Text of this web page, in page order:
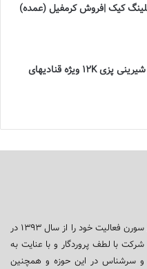
کیک |فروش کرمفیل (عمده)
شکلات تخته ای شیرینی پزی 12K ویژه قنادیهای
گروه شرکت های مشاوره، تامین و بازرگانی سورن فعالیت خود را از سال ۱۳۹۳ در
با لطف پروردگار و با عنایت به
و سرشناس در این حوزه و همچنین